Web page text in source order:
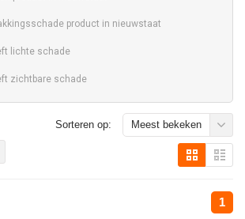
product in nieuwstaat
lichte schade
zichtbare schade
Sorteren op: Meest bekeken
1